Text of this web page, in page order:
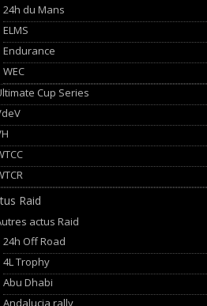
24h du Mans
ELMS
Endurance
WEC
Cup Series
Raid
actus Raid
24h Off Road
4L Trophy
Abu Dhabi
Andalucia rally